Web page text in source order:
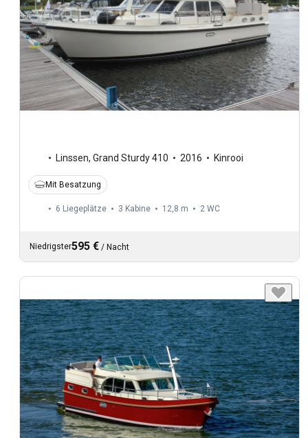
Linssen, Grand Sturdy 410 2016 Kinrooi
Mit Besatzung
6 Liegeplätze 3 Kabine 12,8 m 2 WC
Niedrigster595 € / Nacht